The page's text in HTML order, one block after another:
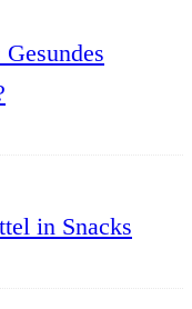
in Snacks